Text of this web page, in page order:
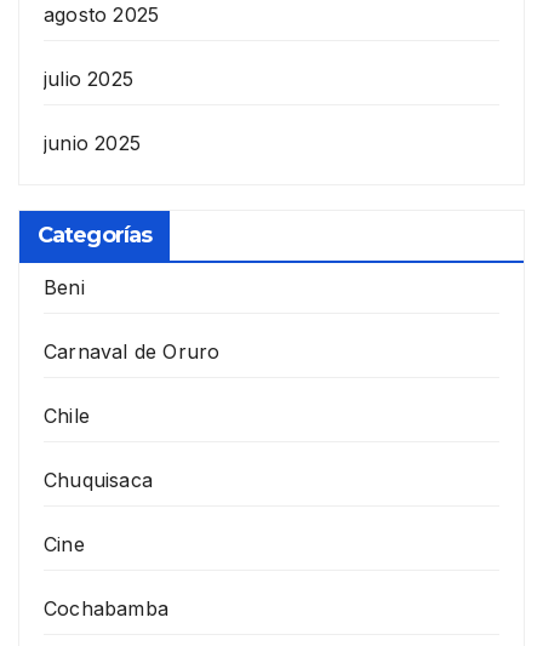
agosto 2025
julio 2025
junio 2025
Categorías
Beni
Carnaval de Oruro
Chile
Chuquisaca
Cine
Cochabamba